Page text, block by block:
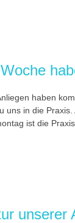
haben
uns in die
ist die
unserer